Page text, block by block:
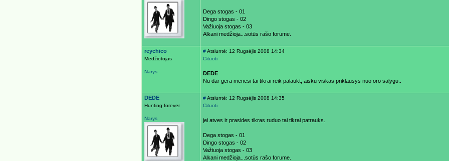
Dega stogas - 01
Dingo stogas - 02
Važiuoja stogas - 03
Alkani medžioja...sotūs rašo forume.
reychico
Medžiotojas
Narys
#Atsiuntė: 12 Rugsėjis 2008 14:34
Cituoti
DEDE
Nu dar gera menesi tai tikrai reik palaukt, aisku viskas priklausys nuo oro salygu..
DEDE
Hunting forever
Narys
#Atsiuntė: 12 Rugsėjis 2008 14:35
Cituoti
jei atves ir prasides tikras ruduo tai tikrai patrauks.
Dega stogas - 01
Dingo stogas - 02
Važiuoja stogas - 03
Alkani medžioja...sotūs rašo forume.